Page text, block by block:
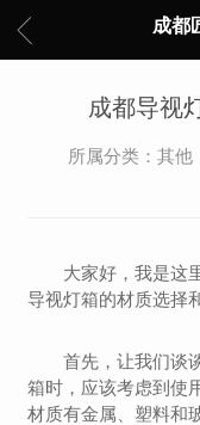
成都
成都导视
所属分类：其
大家好，我是这
导视灯箱的材质选择
首先，让我们谈
箱时，应该考虑到使
材质有金属、塑料和